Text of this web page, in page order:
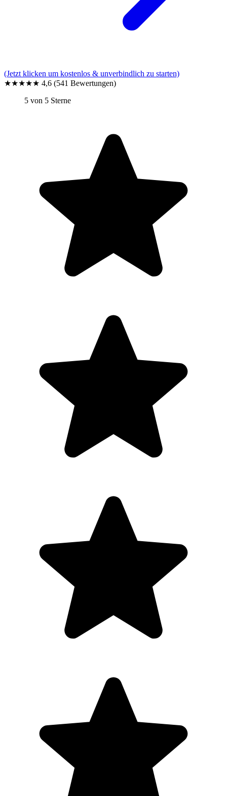
(Jetzt klicken um kostenlos & unverbindlich zu starten)
★★★★★ 4,6 (541 Bewertungen)
5 von 5 Sterne